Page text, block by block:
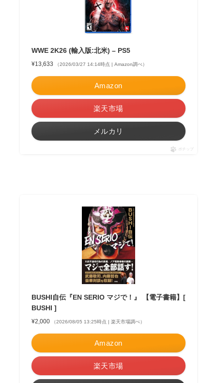
WWE 2K26 (輸入版:北米) – PS5
¥13,633 （2026/03/27 14:14時点 | Amazon調べ）
Amazon
楽天市場
メルカリ
ポチップ
BUSHI自伝『EN SERIO マジで！』 【電子書籍】[
BUSHI ]
¥2,000 （2026/08/05 13:25時点 | 楽天市場調べ）
Amazon
楽天市場